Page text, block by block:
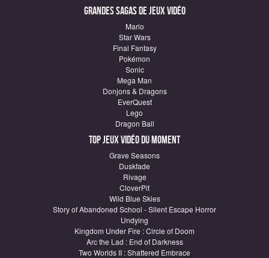
Grandes sagas de Jeux vidéo
Mario
Star Wars
Final Fantasy
Pokémon
Sonic
Mega Man
Donjons & Dragons
EverQuest
Lego
Dragon Ball
Top Jeux vidéo du moment
Grave Seasons
Duskfade
Rivage
CloverPit
Wild Blue Skies
Story of Abandoned School - Silent Escape Horror
Undying
Kingdom Under Fire : Circle of Doom
Arc the Lad : End of Darkness
Two Worlds II : Shattered Embrace